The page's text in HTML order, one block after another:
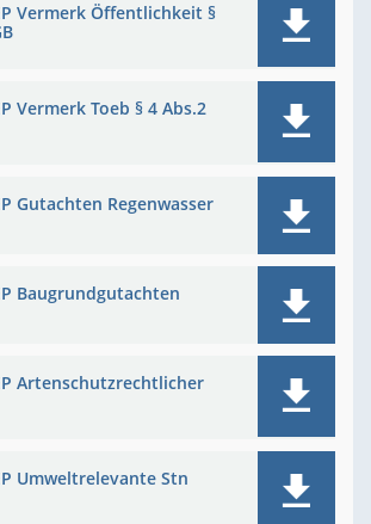
Vermerk Öffentlichkeit §
Vermerk Toeb § 4 Abs.2
Gutachten Regenwasser
Baugrundgutachten
Artenschutzrechtlicher
Umweltrelevante Stn